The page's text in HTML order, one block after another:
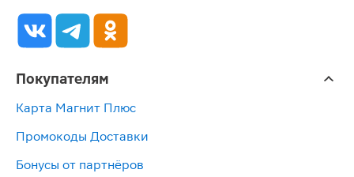
Покупателям
Карта Магнит Плюс
Промокоды Доставки
Бонусы от партнёров